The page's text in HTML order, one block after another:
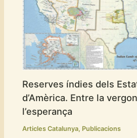
Reserves índies dels
d’Amèrica. Entre la
l’esperança
Articles Catalunya, Publicacions